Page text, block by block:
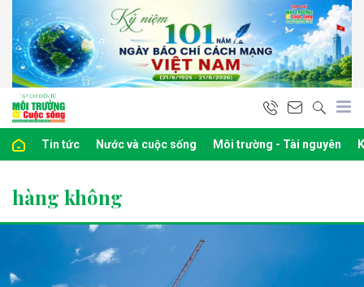
Tin tức Nước và cuộc sống Môi trường - Tài nguyên
hàng không